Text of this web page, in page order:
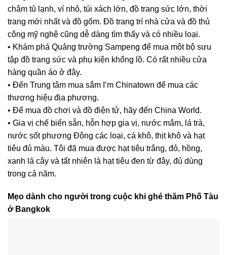
châm tủ lạnh, ví nhỏ, túi xách lớn, đồ trang sức lớn, thời
trang mới nhất và đồ gốm. Đồ trang trí nhà cửa và đồ thủ
công mỹ nghệ cũng dễ dàng tìm thấy và có nhiều loại.
• Khám phá Quảng trường Sampeng để mua một bộ sưu
tập đồ trang sức và phụ kiện khổng lồ. Có rất nhiều cửa
hàng quần áo ở đây.
• Đến Trung tâm mua sắm I’m Chinatown để mua các
thương hiệu địa phương.
• Để mua đồ chơi và đồ điện tử, hãy đến China World.
• Gia vị chế biến sẵn, hỗn hợp gia vị, nước mắm, lá trà,
nước sốt phương Đông các loại, cá khô, thịt khô và hạt
tiêu đủ màu. Tôi đã mua được hạt tiêu trắng, đỏ, hồng,
xanh lá cây và tất nhiên là hạt tiêu đen từ đây, đủ dùng
trong cả năm.
Mẹo dành cho người trong cuộc khi ghé thăm Phố Tàu
ở Bangkok